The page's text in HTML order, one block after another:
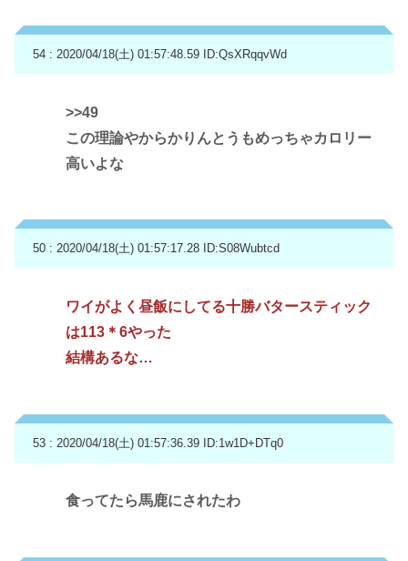
54 : 2020/04/18(土) 01:57:48.59 ID:QsXRqqvWd
>>49
この理論やからかりんとうもめっちゃカロリー
高いよな
50 : 2020/04/18(土) 01:57:17.28 ID:S08Wubtcd
ワイがよく昼飯にしてる十勝バタースティック
は113＊6やった
結構あるな…
53 : 2020/04/18(土) 01:57:36.39 ID:1w1D+DTq0
食ってたら馬鹿にされたわ